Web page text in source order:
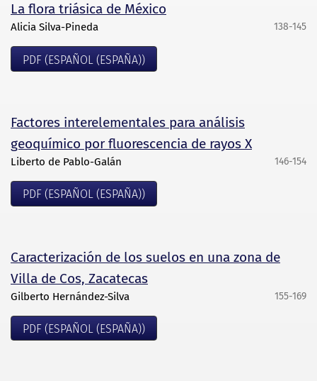
La flora triásica de México
Alicia Silva-Pineda 138-145
PDF (ESPAÑOL (ESPAÑA))
Factores interelementales para análisis
geoquímico por fluorescencia de rayos X
Liberto de Pablo-Galán 146-154
PDF (ESPAÑOL (ESPAÑA))
Caracterización de los suelos en una zona de
Villa de Cos, Zacatecas
Gilberto Hernández-Silva 155-169
PDF (ESPAÑOL (ESPAÑA))